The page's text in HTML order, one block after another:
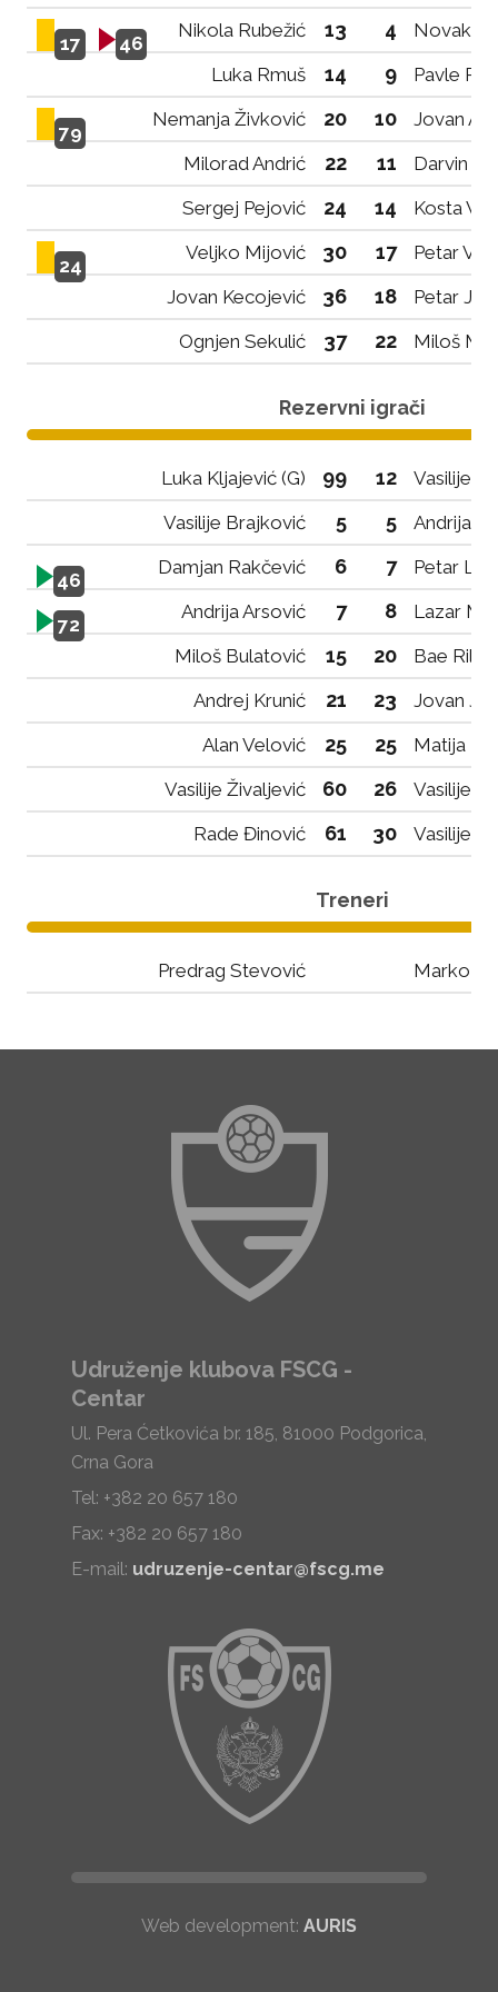
17 46
Nikola Rubežić 13 4
Novak
Luka Rmuš
14 9 Pavle
79
Nemanja Živković 20 10
Jovan
Milorad Andrić
22 11
Darvin
Sergej Pejović
24 14 Kosta
24
Veljko Mijović 30 17
Petar
Jovan Kecojević
36 18
Petar
Ognjen Sekulić
37 22 Miloš
Rezervni igrači
Luka Kljajević (G) 99 12
Vasilije
Vasilije Brajković
5 5 Andrija
46
Damjan Rakčević 6 7 Petar
72
Andrija Arsović 7 8
Lazar
Miloš Bulatović
15 20
Bae
Andrej Krunić
21 23
Jovan
Alan Velović
25 25
Matija
Vasilije Živaljević
60 26
Vasilije
Rade Đinović
61 30 Vasilije
Treneri
Predrag Stevović Marko
Udruženje klubova FSCG -
Centar
Ul. Pera Ćetkovića br. 185, 81000 Podgorica,
Crna Gora
Tel: +382 20 657 180
Fax: +382 20 657 180
E-mail: udruzenje-centar@fscg.me
Web development: AURIS